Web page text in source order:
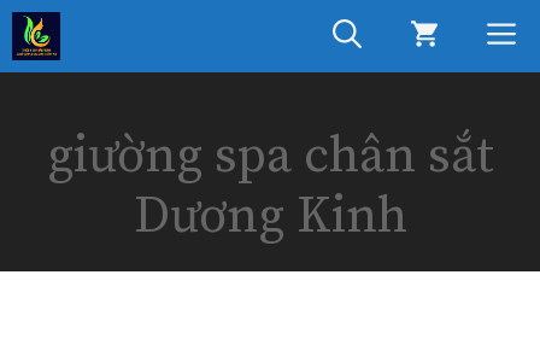
Chuyển
đến
nội
giường spa chân sắt
Dương Kinh